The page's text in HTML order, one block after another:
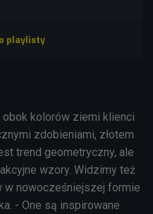
obok kolorów ziemi klienci
zdobieniami, złotem
trend geometryczny, ale
wzory. Widzimy też
w nowocześniejszej formie
- One są inspirowane